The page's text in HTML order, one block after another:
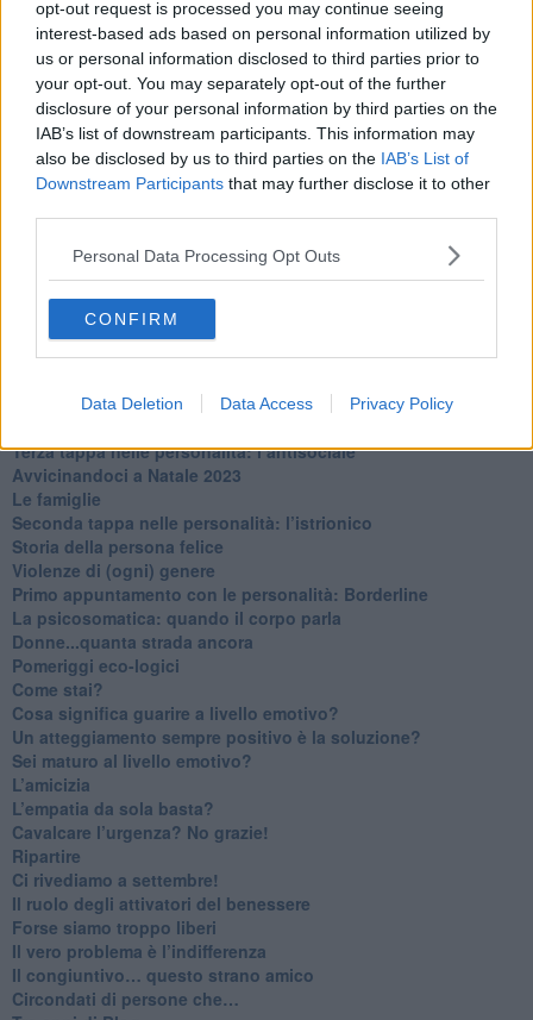
opt-out request is processed you may continue seeing
interest-based ads based on personal information utilized by
us or personal information disclosed to third parties prior to
your opt-out. You may separately opt-out of the further
disclosure of your personal information by third parties on the
IAB’s list of downstream participants. This information may
also be disclosed by us to third parties on the IAB’s List of
Downstream Participants that may further disclose it to other
Personal Data Processing Opt Outs
CONFIRM
Data Deletion Data Access Privacy Policy
​L’uomo o l’orso?
Non hanno un amico a teatro​
​Tutta una questione di rispetto
​Cose che ci esauriscono
​Vespa che passione!
​Lasciate ai vostri figli il diritto di piangere
​Parole d’amore regalate al vento
​Essere genitori di un adolescente
​Saper pazientare
​Venerdì emozionalmente sostenibile
Ma ti ascolti?
Contornati di persone che…
Non dare niente per scontato
Che cos’è la dipendenza affettiva?
​Nuovi arrivi!
​Terza tappa nelle personalità: l’antisociale
​Avvicinandoci a Natale 2023
Le famiglie
Seconda tappa nelle personalità: l’istrionico
​Storia della persona felice
Violenze di (ogni) genere
​Primo appuntamento con le personalità: Borderline
La psicosomatica: quando il corpo parla
Donne...quanta strada ancora
​Pomeriggi eco-logici
​Come stai?
Cosa significa guarire a livello emotivo?
​Un atteggiamento sempre positivo è la soluzione?
​Sei maturo al livello emotivo?
​L’amicizia
​L’empatia da sola basta?
​Cavalcare l’urgenza? No grazie!
Ripartire
​Ci rivediamo a settembre!
​Il ruolo degli attivatori del benessere
​Forse siamo troppo liberi
​Il vero problema è l’indifferenza
​Il congiuntivo… questo strano amico
​Circondati di persone che…